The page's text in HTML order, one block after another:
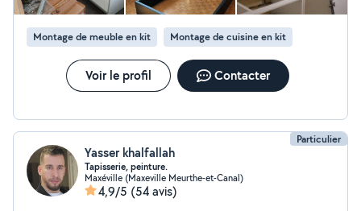
Montage de meuble en kit Montage de cuisine en kit
Voir le profil Contacter
Particulier
Yasser khalfallah
Tapisserie, peinture.
Maxéville (Maxeville Meurthe-et-Canal)
4,9/5 (54 avis)